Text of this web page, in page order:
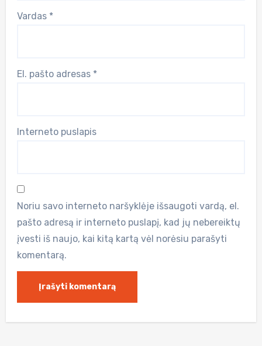
Vardas *
El. pašto adresas *
Interneto puslapis
Noriu savo interneto naršyklėje išsaugoti vardą, el.
pašto adresą ir interneto puslapį, kad jų nebereiktų
įvesti iš naujo, kai kitą kartą vėl norėsiu parašyti
komentarą.